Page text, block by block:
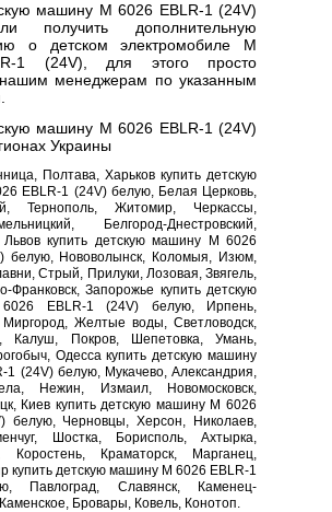
машину M 6026 EBLR-1 (24V)
получить дополнительную
о детском электромобиле M
1 (24V), для этого просто
нашим менеджерам по указанным
машину M 6026 EBLR-1 (24V)
Украины
Полтава, Харьков купить детскую
EBLR-1 (24V) белую, Белая Церковь,
Тернополь, Житомир, Черкассы,
Белгород-Днестровский,
Львов купить детскую машину M 6026
белую, Нововолынск, Коломыя, Изюм,
Стрый, Прилуки, Лозовая, Звягель,
Франковск, Запорожье купить детскую
EBLR-1 (24V) белую, Ирпень,
Миргород, Желтые воды, Светловодск,
Калуш, Покров, Шепетовка, Умань,
Одесса купить детскую машину
1 (24V) белую, Мукачево, Александрия,
Нежин, Измаил, Новомосковск,
Киев купить детскую машину M 6026
белую, Черновцы, Херсон, Николаев,
Шостка, Борисполь, Ахтырка,
Коростень, Краматорск, Марганец,
купить детскую машину M 6026 EBLR-1
Павлоград, Славянск, Каменец-
Бровары, Ковель, Конотоп.